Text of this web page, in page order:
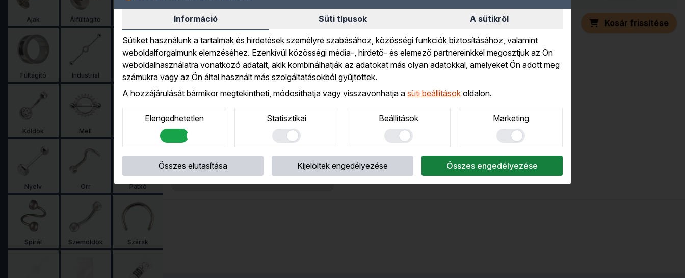
Ajak Álfültágító
Fültágító Industrial Karika
Köldök Mell
Nyelv Orr Patkó
Spirál Szemöldök Szárak
Készleten
Kiszállítással akár már akövetkező
Vékony ezüst színű egyenes szárú
hajlítható orr piercing
Szárvastagság
Szárhossz / Golyó
átmérő
0,7mm x 11mm x 1,5mm
Kosár frissítése
Információ Süti típusok A sütikről
Sütiket használunk a tartalmak és hirdetések személyre szabásához, közösségi funkciók biztosításához, valamint
weboldalforgalmunk elemzéséhez. Ezenkívül közösségi média-, hirdető- és elemező partnereinkkel megosztjuk az Ön
weboldalhasználatra vonatkozó adatait, akik kombinálhatják az adatokat más olyan adatokkal, amelyeket Ön adott meg
számukra vagy az Ön által használt más szolgáltatásokból gyűjtöttek.
A hozzájárulását bármikor megtekintheti, módosíthatja vagy visszavonhatja a süti beállítások oldalon.
Elengedhetetlen Statisztikai Beállítások Marketing
Összes elutasítása Kijelöltek engedélyezése Összes engedélyezése